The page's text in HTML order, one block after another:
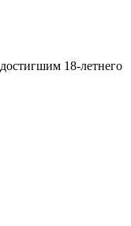
18-летнего